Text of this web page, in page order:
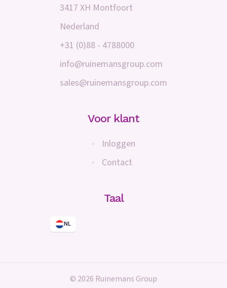
3417 XH Montfoort
Nederland
+31 (0)88 - 4788000
info@ruinemansgroup.com
sales@ruinemansgroup.com
Voor klant
Inloggen
Contact
Taal
NL
© 2026 Ruinemans Group